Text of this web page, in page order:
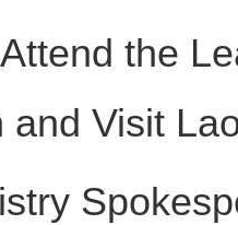
the
and Visit